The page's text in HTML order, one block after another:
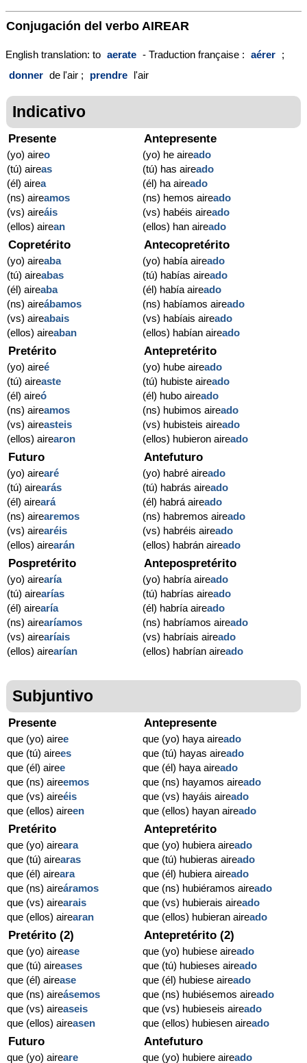
Conjugación del verbo AIREAR
English translation: to aerate - Traduction française : aérer ;
donner de l'air ; prendre l'air
Indicativo
Presente
(yo) aireo
(tú) aireas
(él) airea
(ns) aireamos
(vs) aireáis
(ellos) airean
Antepresente
(yo) he aireado
(tú) has aireado
(él) ha aireado
(ns) hemos aireado
(vs) habéis aireado
(ellos) han aireado
Copretérito
(yo) aireaba
(tú) aireabas
(él) aireaba
(ns) aireábamos
(vs) aireabais
(ellos) aireaban
Antecopretérito
(yo) había aireado
(tú) habías aireado
(él) había aireado
(ns) habíamos aireado
(vs) habíais aireado
(ellos) habían aireado
Pretérito
(yo) aireé
(tú) aireaste
(él) aireó
(ns) aireamos
(vs) aireasteis
(ellos) airearon
Antepretérito
(yo) hube aireado
(tú) hubiste aireado
(él) hubo aireado
(ns) hubimos aireado
(vs) hubisteis aireado
(ellos) hubieron aireado
Futuro
(yo) airearé
(tú) airearás
(él) aireará
(ns) airearemos
(vs) airearéis
(ellos) airearán
Antefuturo
(yo) habré aireado
(tú) habrás aireado
(él) habrá aireado
(ns) habremos aireado
(vs) habréis aireado
(ellos) habrán aireado
Pospretérito
(yo) airearía
(tú) airearías
(él) airearía
(ns) airearíamos
(vs) airearíais
(ellos) airearían
Antepospretérito
(yo) habría aireado
(tú) habrías aireado
(él) habría aireado
(ns) habríamos aireado
(vs) habríais aireado
(ellos) habrían aireado
Subjuntivo
Presente
que (yo) airee
que (tú) airees
que (él) airee
que (ns) aireemos
que (vs) aireéis
que (ellos) aireen
Antepresente
que (yo) haya aireado
que (tú) hayas aireado
que (él) haya aireado
que (ns) hayamos aireado
que (vs) hayáis aireado
que (ellos) hayan aireado
Pretérito
que (yo) aireara
que (tú) airearas
que (él) aireara
que (ns) aireáramos
que (vs) airearais
que (ellos) airearan
Antepretérito
que (yo) hubiera aireado
que (tú) hubieras aireado
que (él) hubiera aireado
que (ns) hubiéramos aireado
que (vs) hubierais aireado
que (ellos) hubieran aireado
Pretérito (2)
que (yo) airease
que (tú) aireases
que (él) airease
que (ns) aireásemos
que (vs) aireaseis
que (ellos) aireasen
Antepretérito (2)
que (yo) hubiese aireado
que (tú) hubieses aireado
que (él) hubiese aireado
que (ns) hubiésemos aireado
que (vs) hubieseis aireado
que (ellos) hubiesen aireado
Futuro
que (yo) aireare
Antefuturo
que (yo) hubiere aireado